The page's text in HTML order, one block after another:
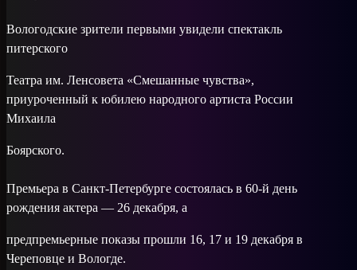
Вологодские зрители первыми увидели спектакль
питерского
Театра им. Ленсовета «Смешанные чувства»,
приуроченный к юбилею народного артиста России
Михаила
Боярского.
Премьера в Санкт-Петербурге состоялась в 60-й день
рождения актера — 26 декабря, а
предпремьерные показы прошли 16, 17 и 19 декабря в
Череповце и Вологде.